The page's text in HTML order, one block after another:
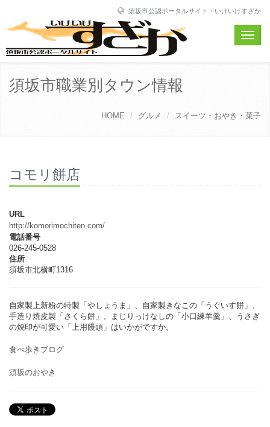
須坂市公認ポータルサイト・いけいけすざか
Toggle
須坂市職業別タウン情報
HOME グルメ スイーツ・おやき・菓子
コモリ餅店
URL
http://komorimochiten.com/
電話番号
026-245-0528
住所
須坂市北横町1316
自家製上新粉の特製「やしょうま」、自家製きなこの「うぐいす餅」、
手造り焼皮製「さくら餅」、まじりっけなしの「小口練羊羹」、うさぎ
の焼印が可愛い「上用饅頭」はいかがですか。
食べ歩きブログ
須坂のおやき